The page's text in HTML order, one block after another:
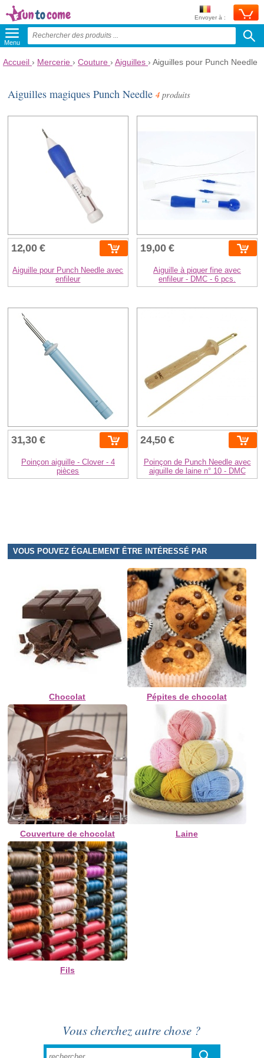
Envoyer à :
Menu
Accueil › Mercerie › Couture › Aiguilles › Aiguilles pour Punch Needle
Aiguilles magiques Punch Needle4 produits
12,00 €
Aiguille pour Punch Needle avec
enfileur
19,00 €
Aiguille à piquer fine avec
enfileur - DMC - 6 pcs.
31,30 €
Poinçon aiguille - Clover - 4
pièces
24,50 €
Poinçon de Punch Needle avec
aiguille de laine n° 10 - DMC
VOUS POUVEZ ÉGALEMENT ÊTRE INTÉRESSÉ PAR
Chocolat Pépites de chocolat
Couverture de chocolat Laine
Fils
Vous cherchez autre chose ?